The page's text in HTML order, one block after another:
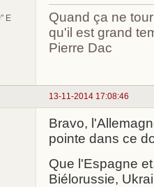
E
Quand ça ne
qu'il est grand
Pierre Dac
13-11-2014 17:08:46
Bravo,
pointe dans ce
Que l'Espagne
Biélorussie,